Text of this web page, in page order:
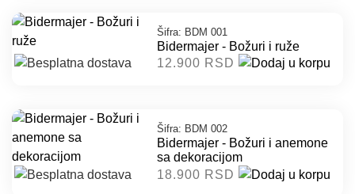
Šifra: BDM 001
Bidermajer - Božuri i ruže
12.900 RSD
Šifra: BDM 002
Bidermajer - Božuri i anemone
sa dekoracijom
18.900 RSD